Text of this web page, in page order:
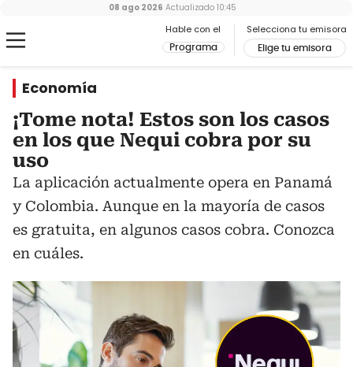
Hable con el
Programa
Selecciona tu emisora
Elige tu emisora
08 ago 2026 Actualizado 10:45
Economía
¡Tome nota! Estos son los casos
en los que Nequi cobra por su
uso
La aplicación actualmente opera en Panamá
y Colombia. Aunque en la mayoría de casos
es gratuita, en algunos casos cobra. Conozca
en cuáles.